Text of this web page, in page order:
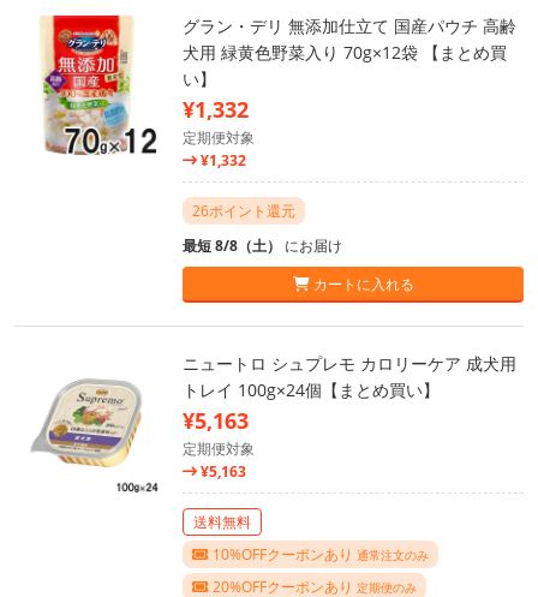
グラン・デリ 無添加仕立て 国産パウチ 高齢
犬用 緑黄色野菜入り 70g×12袋 【まとめ買
い】
¥1,332
定期便対象
¥1,332
26ポイント還元
最短 8/8（土） にお届け
カートに入れる
ニュートロ シュプレモ カロリーケア 成犬用
トレイ 100g×24個【まとめ買い】
¥5,163
定期便対象
¥5,163
送料無料
10%OFFクーポンあり 通常注文のみ
20%OFFクーポンあり 定期便のみ